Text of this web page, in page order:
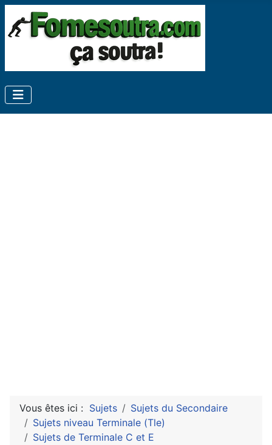
Vous êtes ici : Sujets
Sujets du Secondaire
Sujets niveau Terminale (Tle)
Sujets de Terminale C et E